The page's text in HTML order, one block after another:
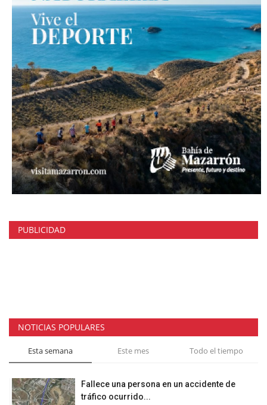
PUBLICIDAD
NOTICIAS POPULARES
Esta semana Este mes Todo el tiempo
Fallece una persona en un accidente de
tráfico ocurrido...